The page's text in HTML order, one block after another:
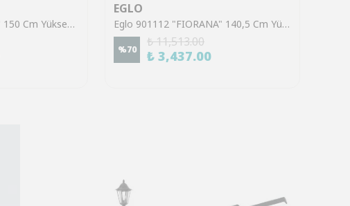
Eglo 39921 "SINSIGA" 150 Cm Yüksekliğinde Çelik Siyah Sarkıt Avize
EGLO
Eglo 901112 "FIORANA" 140,5 Cm Yüksekliğinde Çelik Köşe Lambası Lambader
%70
₺ 11,513.00
₺ 3,437.00